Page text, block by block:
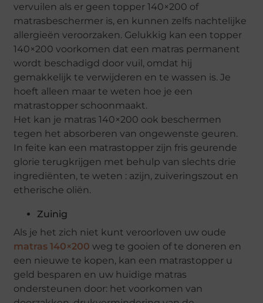
vervuilen als er geen topper 140×200 of
matrasbeschermer is, en kunnen zelfs nachtelijke
allergieën veroorzaken. Gelukkig kan een topper
140×200 voorkomen dat een matras permanent
wordt beschadigd door vuil, omdat hij
gemakkelijk te verwijderen en te wassen is. Je
hoeft alleen maar te weten hoe je een
matrastopper schoonmaakt.
Het kan je matras 140×200 ook beschermen
tegen het absorberen van ongewenste geuren.
In feite kan een matrastopper zijn fris geurende
glorie terugkrijgen met behulp van slechts drie
ingrediënten, te weten : azijn, zuiveringszout en
etherische oliën.
Zuinig
Als je het zich niet kunt veroorloven uw oude
matras 140×200 weg te gooien of te doneren en
een nieuwe te kopen, kan een matrastopper u
geld besparen en uw huidige matras
ondersteunen door: het voorkomen van